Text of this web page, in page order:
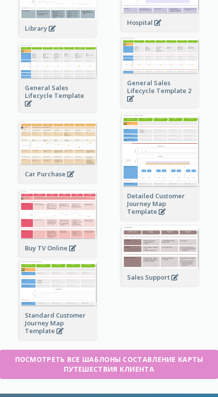
Library
Hospital
General Sales
Lifecycle Template 2
General Sales
Lifecycle Template
Detailed Customer
Journey Map
Template
Car Purchase
Buy TV Online
Sales Support
Standard Customer
Journey Map
Template
ПОСМОТРЕТЬ ВСЕ ШАБЛОНЫ СОСТАВЛЕНИЕ КАРТЫ
ПУТЕШЕСТВИЯ КЛИЕНТА